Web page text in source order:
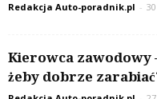
Redakcja Auto-poradnik.pl -
Kierowca
żeby dobrze